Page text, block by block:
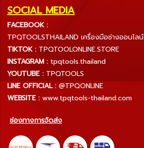
SOCIAL MEDIA
FACEBOOK :
TPQTOOLSTHAILAND เครื่องมือช่างออนไลน์
TIKTOK : TPQTOOLONLINE.STORE
INSTAGRAM : tpqtools.thailand
YOUTUBE : TPQTOOLS
LINE OFFICIAL : @TPQONLINE
WEBSITE : www.tpqtools-thailand.com
ช่องทางการจัดส่ง